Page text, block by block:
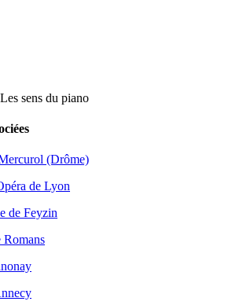
sens du piano
(Drôme)
de Lyon
de Feyzin
Romans